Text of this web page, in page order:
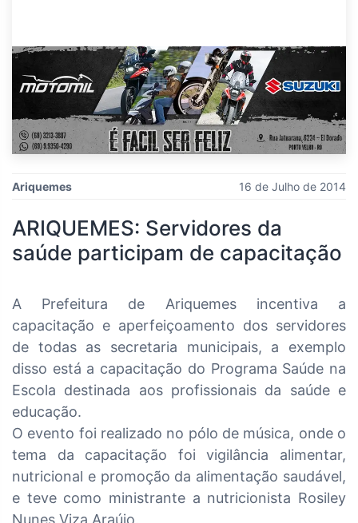
Ariquemes 16 de Julho de 2014
ARIQUEMES: Servidores da
saúde participam de capacitação
A Prefeitura de Ariquemes incentiva a
capacitação e aperfeiçoamento dos servidores
de todas as secretaria municipais, a exemplo
disso está a capacitação do Programa Saúde na
Escola destinada aos profissionais da saúde e
educação.
O evento foi realizado no pólo de música, onde o
tema da capacitação foi vigilância alimentar,
nutricional e promoção da alimentação saudável,
e teve como ministrante a nutricionista Rosiley